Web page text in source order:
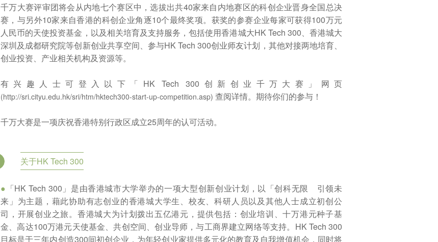
千万大赛评审团将会从内地七个赛区中，选拔出共40家来自内地赛区的科创企业晋身全国总决
赛，与另外10家来自香港的科创企业角逐10个最终奖项。获奖的参赛企业每家可获得100万元
人民币的天使投资基金，以及相关培育及支持服务，包括使用香港城大HK Tech 300、香港城大
深圳及成都研究院等创新创业共享空间、参与HK Tech 300创业师友计划，其他对接两地培育、
创业投资、产业相关机构及资源等。
有兴趣人士可登入以下「HK Tech 300创新创业千万大赛」网页
(http://sri.cityu.edu.hk/sri/htm/hktech300-start-up-competition.asp) 查阅详情。期待你们的参与！
千万大赛是一项庆祝香港特别行政区成立25周年的认可活动。
关于HK Tech 300
● 「HK Tech 300」是由香港城市大学举办的一项大型创新创业计划，以「创科无限 引领未
来」为主题，藉此协助有志创业的香港城大学生、校友、科研人员以及其他人士成立初创公
司，开展创业之旅。香港城大为计划拨出五亿港元，提供包括：创业培训、十万港元种子基
金、高达100万港元天使基金、共创空间、创业导师，与工商界建立网络等支持。HK Tech 300
目标是于三年内创造300间初创企业，为年轻创业家提供多元化的教育及自我增值机会，同时将